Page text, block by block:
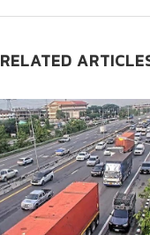
RELATED